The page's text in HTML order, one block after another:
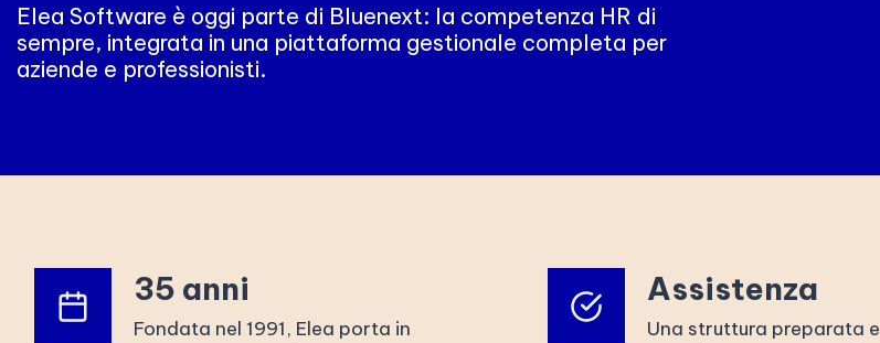
Elea Software è oggi parte di Bluenext: la competenza HR di
sempre, integrata in una piattaforma gestionale completa per
aziende e professionisti.
35 anni
Fondata nel 1991, Elea porta in
Assistenza
Una struttura preparata e